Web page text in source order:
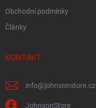
Obchodní podmínky
Články
KONTAKT
info@johnsonstore.cz
JohnsonStore